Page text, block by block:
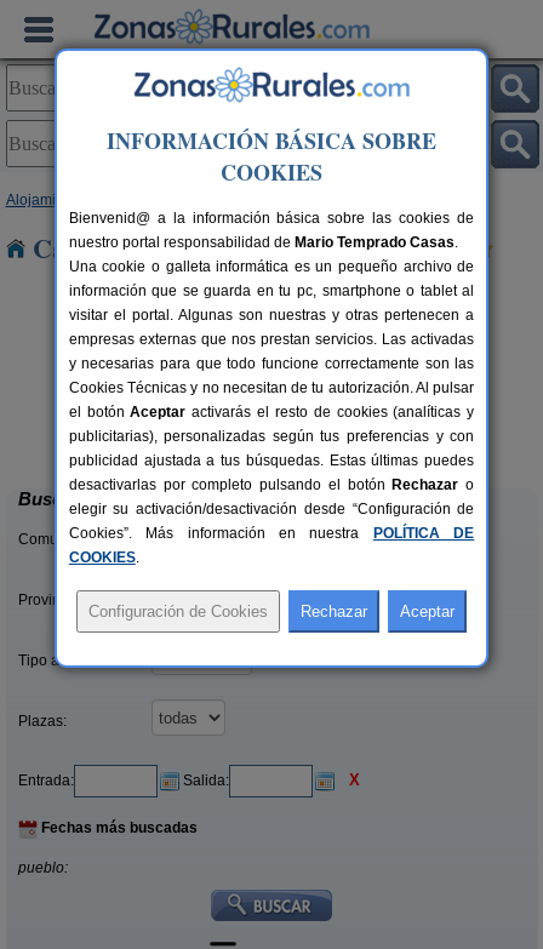
Alojamientos
Casas Rurales cerca de Revilla
4-8+4 pers.
desde33 €
El Portal de Castroserna
Castroserna De Arriba (Segovia)
Buscar
Comunidades:
Provincias/Islas:
Tipo alquiler:
Plazas:
Entrada: Salida: X
Fechas más buscadas
pueblo:
INFORMACIÓN BÁSICA SOBRE
COOKIES
Bienvenid@ a la información básica sobre las cookies de
nuestro portal responsabilidad de Mario Temprado Casas.
Una cookie o galleta informática es un pequeño archivo de
información que se guarda en tu pc, smartphone o tablet al
visitar el portal. Algunas son nuestras y otras pertenecen a
empresas externas que nos prestan servicios. Las activadas
y necesarias para que todo funcione correctamente son las
Cookies Técnicas y no necesitan de tu autorización. Al pulsar
el botónAceptar activarás el resto de cookies (analíticas y
publicitarias), personalizadas según tus preferencias y con
publicidad ajustada a tus búsquedas. Estas últimas puedes
desactivarlas por completo pulsando el botón Rechazar o
elegir su activación/desactivación desde “Configuración de
Cookies”. Más información en nuestra
POLÍTICA DE
COOKIES.